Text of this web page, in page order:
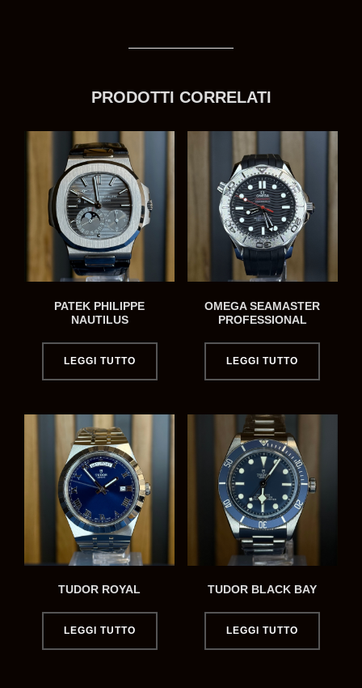
PRODOTTI CORRELATI
PATEK PHILIPPE
NAUTILUS
LEGGI TUTTO
OMEGA SEAMASTER
PROFESSIONAL
LEGGI TUTTO
TUDOR ROYAL
LEGGI TUTTO
TUDOR BLACK BAY
LEGGI TUTTO